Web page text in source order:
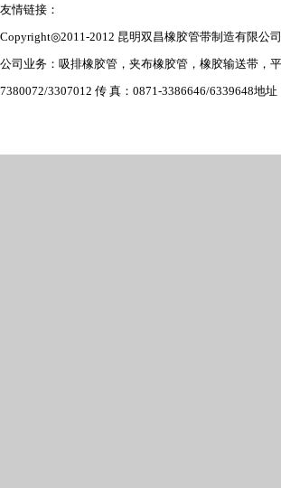
友情链接：
Copyright◎2011-2012 昆明双昌橡胶管带制造有限公
公司业务：吸排橡胶管，夹布橡胶管，橡胶输送带，
7380072/3307012 传 真：0871-3386646/6339648地址